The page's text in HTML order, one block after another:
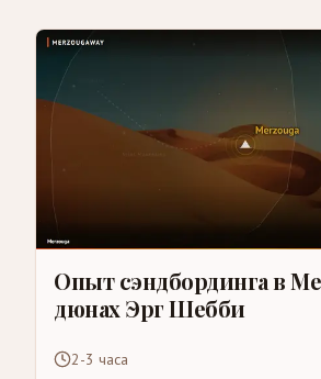
Опыт сэндбординга в
дюнах Эрг Шебби
2-3 часа